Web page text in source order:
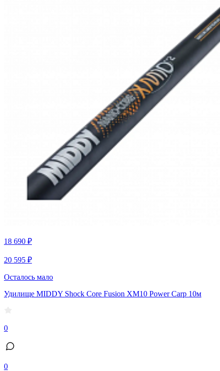
18 690 ₽
20 595 ₽
Осталось мало
Удилище MIDDY Shock Core Fusion XM10 Power Carp 10м
0
0